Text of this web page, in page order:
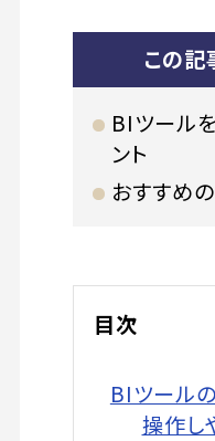
この記
BIツール
ント
おすすめ
目次
BIツール
操作し